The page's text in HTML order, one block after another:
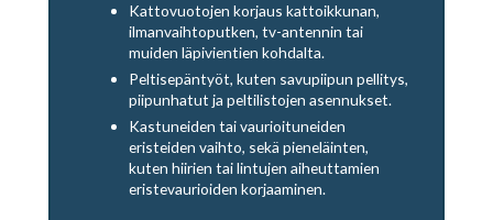
Kattovuotojen korjaus kattoikkunan,
ilmanvaihtoputken, tv-antennin tai
muiden läpivientien kohdalta.
Peltisepäntyöt, kuten savupiipun pellitys,
piipunhatut ja peltilistojen asennukset.
Kastuneiden tai vaurioituneiden
eristeiden vaihto, sekä pieneläinten,
kuten hiirien tai lintujen aiheuttamien
eristevaurioiden korjaaminen.